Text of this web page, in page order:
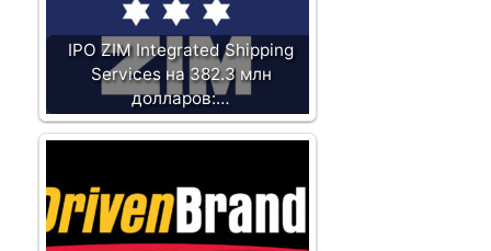
и
IPO ZIM Integrated Shipping
Services на 382.3 млн
долларов:…